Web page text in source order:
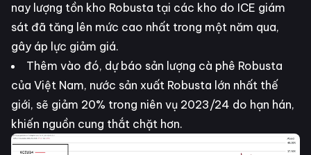
nay lượng tồn kho Robusta tại các kho do ICE giám
sát đã tăng lên mức cao nhất trong một năm qua,
gây áp lực giảm giá​.
Thêm vào đó, dự báo sản lượng cà phê Robusta
của Việt Nam, nước sản xuất Robusta lớn nhất thế
giới, sẽ giảm 20% trong niên vụ 2023/24 do hạn hán,
khiến nguồn cung thắt chặt hơn.